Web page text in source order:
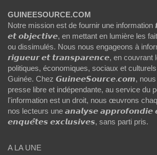
GUINEESOURCE.COM
Notre mission est de fournir une
𝙚𝙩 𝙤𝙗𝙟𝙚𝙘𝙩𝙞𝙫𝙚, en mettant en lumière les
ou dissimulés. Nous nous engageons à
𝙧𝙞𝙜𝙪𝙚𝙪𝙧 𝙚𝙩 𝙩𝙧𝙖𝙣𝙨𝙥𝙖𝙧𝙚𝙣𝙘𝙚, en couvrant
politiques, économiques, sociaux et
Guinée. Chez 𝙂𝙪𝙞𝙣𝙚𝙚𝙎𝙤𝙪𝙧𝙘𝙚.𝙘𝙤𝙢, nous
presse libre et indépendante, au service du
l'information est un droit, nous œuvrons
nos lecteurs une 𝙖𝙣𝙖𝙡𝙮𝙨𝙚 𝙖𝙥𝙥𝙧𝙤𝙛𝙤𝙣𝙙𝙞𝙚
𝙚𝙣𝙦𝙪𝙚̂𝙩𝙚𝙨 𝙚𝙭𝙘𝙡𝙪𝙨𝙞𝙫𝙚𝙨, sans parti pris.
A LA UNE